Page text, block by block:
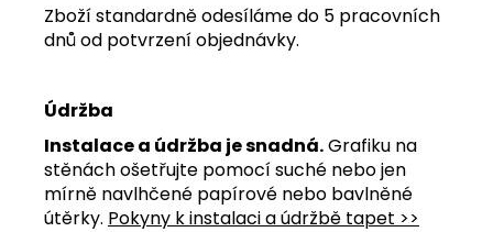
Zboží standardně odesíláme do 5 pracovních
dnů od potvrzení objednávky.
Údržba
Instalace a údržba je snadná.Grafiku na
stěnách ošetřujte pomocí suché nebo jen
mírně navlhčené papírové nebo bavlněné
útěrky. Pokyny k instalaci a údržbě tapet >>